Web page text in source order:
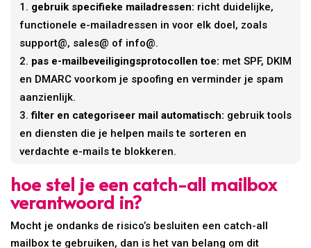
gebruik specifieke mailadressen: richt duidelijke,
functionele e-mailadressen in voor elk doel, zoals
support@, sales@ of info@.
pas e-mailbeveiligingsprotocollen toe: met SPF, DKIM
en DMARC voorkom je spoofing en verminder je spam
aanzienlijk.
filter en categoriseer mail automatisch: gebruik tools
en diensten die je helpen mails te sorteren en
verdachte e-mails te blokkeren.
hoe stel je een catch-all mailbox
verantwoord in?
Mocht je ondanks de risico’s besluiten een catch-all
mailbox te gebruiken, dan is het van belang om dit